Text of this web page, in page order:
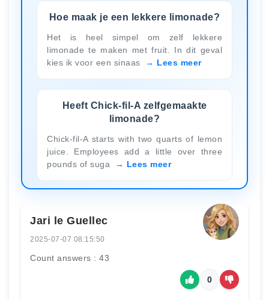
Hoe maak je een lekkere limonade?
Het is heel simpel om zelf lekkere
limonade te maken met fruit. In dit geval
kies ik voor een sinaas
Lees meer
Heeft Chick-fil-A zelfgemaakte
limonade?
Chick-fil-A starts with two quarts of lemon
juice. Employees add a little over three
pounds of suga
Lees meer
Jari le Guellec
2025-07-07 08:15:50
Count answers : 43
0